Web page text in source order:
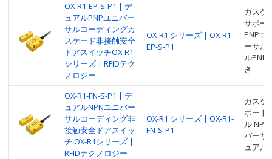
OX-R1-EP-S-P1 | デ
ュアルPNPユニバー
サルコーディングカ
スケード非接触安全
ドアスイッチOX-R1
シリーズ | RFIDテク
ノロジー
OX-R1 シリーズ | OX-R1-
EP-S-P1
カスケ
サポー
PNPコ
ーサル
ルPNP
き
OX-R1-FN-S-P1 | デ
ュアルNPNユニバー
サルコーディング非
接触安全ドアスイッ
チ OX-R1シリーズ |
RFIDテクノロジー
OX-R1 シリーズ | OX-R1-
FN-S-P1
カスケ
ポート
ル
バーサ
ュアル